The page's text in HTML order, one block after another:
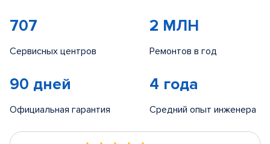
707
Сервисных центров
2 МЛН
Ремонтов в год
90 дней
Официальная гарантия
4 года
Средний опыт инженера